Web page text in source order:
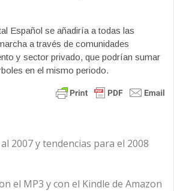
Español se añadiría a todas las
a través de comunidades
y sector privado, que podrían sumar
en el mismo periodo.
2007 y tendencias para el 2008
el MP3 y con el Kindle de Amazon